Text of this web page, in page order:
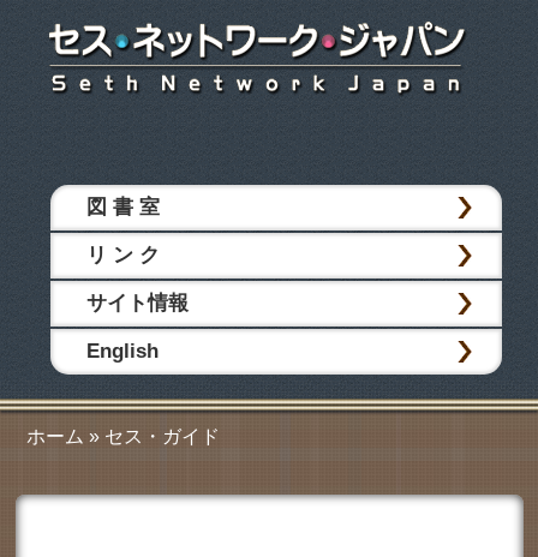
イ
ン
コ
ン
へ
ャ
ン
図 書 室
リ ン ク
サイト情報
English
現在地
ホーム » セス・ガイド